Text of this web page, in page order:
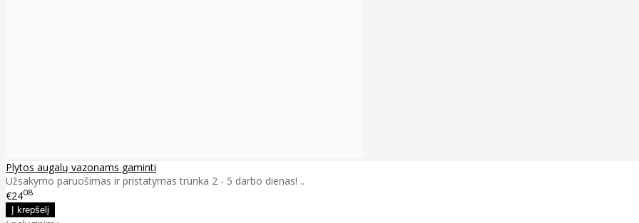
Plytos augalų vazonams gaminti
Užsakymo paruošimas ir pristatymas trunka 2 - 5 darbo dienas! ..
€2408